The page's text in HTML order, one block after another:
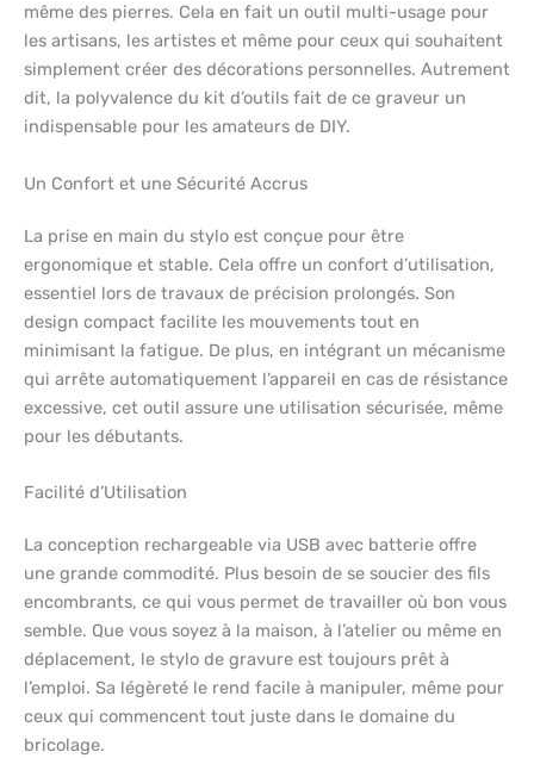
même des pierres. Cela en fait un outil multi-usage pour
les artisans, les artistes et même pour ceux qui souhaitent
simplement créer des décorations personnelles. Autrement
dit, la polyvalence du kit d’outils fait de ce graveur un
indispensable pour les amateurs de DIY.
Un Confort et une Sécurité Accrus
La prise en main du stylo est conçue pour être
ergonomique et stable. Cela offre un confort d’utilisation,
essentiel lors de travaux de précision prolongés. Son
design compact facilite les mouvements tout en
minimisant la fatigue. De plus, en intégrant un mécanisme
qui arrête automatiquement l’appareil en cas de résistance
excessive, cet outil assure une utilisation sécurisée, même
pour les débutants.
Facilité d’Utilisation
La conception rechargeable via USB avec batterie offre
une grande commodité. Plus besoin de se soucier des fils
encombrants, ce qui vous permet de travailler où bon vous
semble. Que vous soyez à la maison, à l’atelier ou même en
déplacement, le stylo de gravure est toujours prêt à
l’emploi. Sa légèreté le rend facile à manipuler, même pour
ceux qui commencent tout juste dans le domaine du
bricolage.